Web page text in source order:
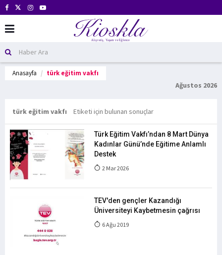
Anasayfa türk eğitim vakfı
Ağustos 2026
türk eğitim vakfı Etiketi için bulunan sonuçlar
Türk Eğitim Vakfı’ndan 8 Mart Dünya
Kadınlar Günü’nde Eğitime Anlamlı
Destek
2 Mar 2026
TEV'den gençler Kazandığı
Üniversiteyi Kaybetmesin çağrısı
6 Ağu 2019